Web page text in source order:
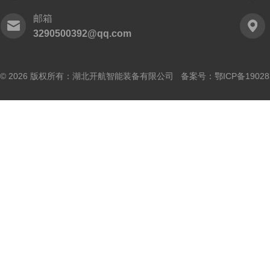
邮箱
3290500392@qq.com
© 2026 版权所有：湖北开航智能装备有限公司 备案号： 鄂ICP备